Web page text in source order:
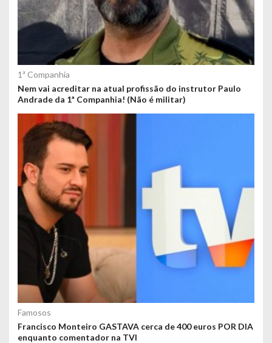
1ª Companhia
Nem vai acreditar na atual profissão do instrutor Paulo
Andrade da 1ª Companhia! (Não é militar)
Famosos
Francisco Monteiro GASTAVA cerca de 400 euros POR DIA
enquanto comentador na TVI